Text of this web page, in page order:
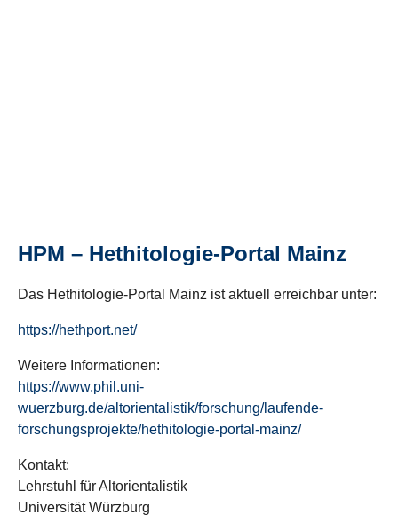
HPM – Hethitologie-Portal Mainz
Das Hethitologie-Portal Mainz ist aktuell erreichbar unter:
https://hethport.net/
Weitere Informationen:
https://www.phil.uni-
wuerzburg.de/altorientalistik/forschung/laufende-
forschungsprojekte/hethitologie-portal-mainz/
Kontakt:
Lehrstuhl für Altorientalistik
Universität Würzburg